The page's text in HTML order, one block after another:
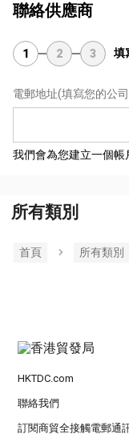
聯絡供應商
1 2 3 填
電郵地址(填寫您的公
我們會為您建立一個帳
所有類別
首頁 所有類別
HKTDC.com
聯絡我們
訂閱商貿全接觸電郵通